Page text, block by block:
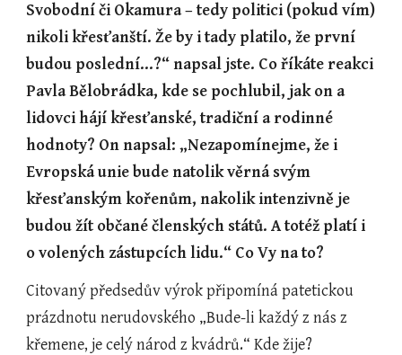
Svobodní či Okamura – tedy politici (pokud vím)
nikoli křesťanští. Že by i tady platilo, že první
budou poslední...?“ napsal jste. Co říkáte reakci
Pavla Bělobrádka, kde se pochlubil, jak on a
lidovci hájí křesťanské, tradiční a rodinné
hodnoty? On napsal: „Nezapomínejme, že i
Evropská unie bude natolik věrná svým
křesťanským kořenům, nakolik intenzivně je
budou žít občané členských států. A totéž platí i
o volených zástupcích lidu.“ Co Vy na to?
Citovaný předsedův výrok připomíná patetickou
prázdnotu nerudovského „Bude-li každý z nás z
křemene, je celý národ z kvádrů.“ Kde žije?